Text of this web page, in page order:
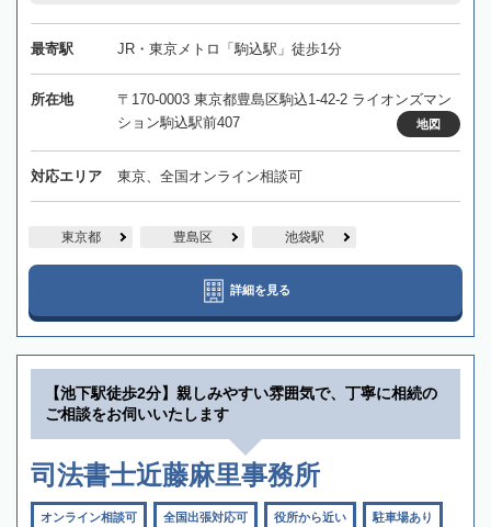
最寄駅 JR・東京メトロ「駒込駅」徒歩1分
所在地
〒170-0003 東京都豊島区駒込1-42-2 ライオンズマン
ション駒込駅前407
地図
対応エリア 東京、全国オンライン相談可
東京都 豊島区 池袋駅
詳細を見る
【池下駅徒歩2分】親しみやすい雰囲気で、丁寧に相続の
ご相談をお伺いいたします
司法書士近藤麻里事務所
オンライン相談可 全国出張対応可 役所から近い 駐車場あり